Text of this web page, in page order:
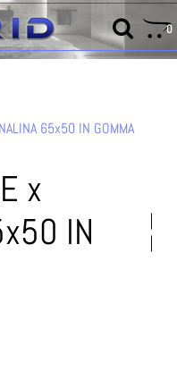
0
65x50 IN GOMMA
x
IN